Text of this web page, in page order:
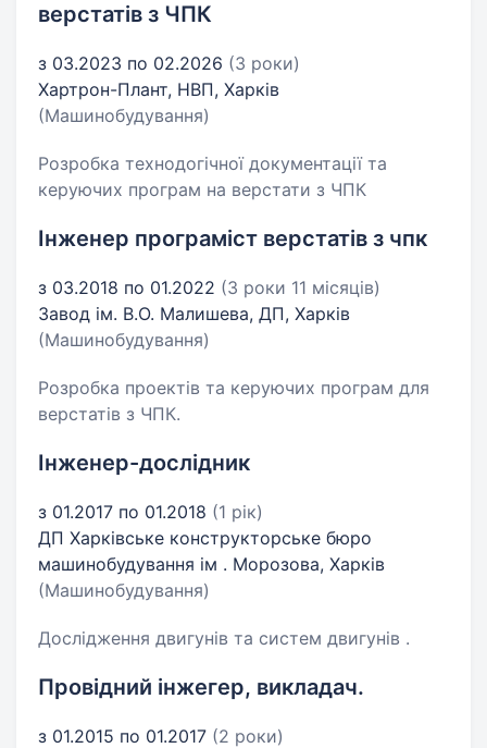
верстатів з ЧПК
з 03.2023 по 02.2026 (3 роки)
Хартрон-Плант, НВП, Харків
(Машинобудування)
Розробка технодогічної документації та
керуючих програм на верстати з ЧПК
Інженер програміст верстатів з чпк
з 03.2018 по 01.2022 (3 роки 11 місяців)
Завод ім. В.О. Малишева, ДП, Харків
(Машинобудування)
Розробка проектів та керуючих програм для
верстатів з ЧПК.
Інженер-дослідник
з 01.2017 по 01.2018 (1 рік)
ДП Харківське конструкторське бюро
машинобудування ім . Морозова, Харків
(Машинобудування)
Дослідження двигунів та систем двигунів .
Провідний інжегер, викладач.
з 01.2015 по 01.2017 (2 роки)